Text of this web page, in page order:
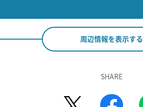
周辺情報を表示する
SHARE